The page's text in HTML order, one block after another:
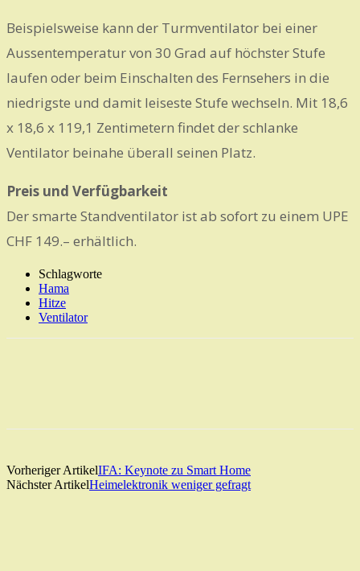
Beispielsweise kann der Turmventilator bei einer
Aussentemperatur von 30 Grad auf höchster Stufe
laufen oder beim Einschalten des Fernsehers in die
niedrigste und damit leiseste Stufe wechseln. Mit 18,6
x 18,6 x 119,1 Zentimetern findet der schlanke
Ventilator beinahe überall seinen Platz.
Preis und Verfügbarkeit
Der smarte Standventilator ist ab sofort zu einem UPE
CHF 149.– erhältlich.
Schlagworte
Hama
Hitze
Ventilator
Vorheriger ArtikelIFA: Keynote zu Smart Home
Nächster ArtikelHeimelektronik weniger gefragt